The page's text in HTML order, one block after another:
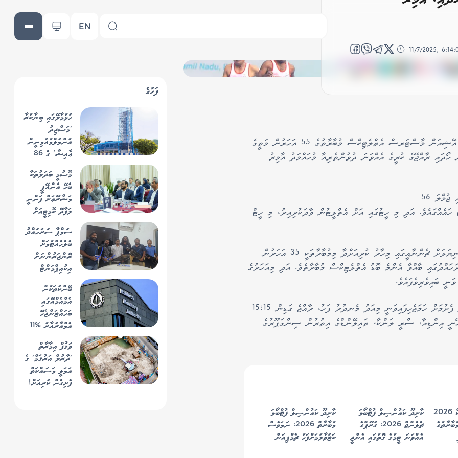
EN
11/7/2025,
އިންޑިއާގެ ޗެންނާއީގައި މިހާރު ކުރިއަށްދާ 23 ވަނަ އޭޝިއަން މާސްޓަރސް އެތްލެޓިކްސް މުބާރާތުގެ 55 އަހަރުން މަތީގެ
އެއްވަނަ ހޯދައި ރާއްޖޭގެ ކުރީގެ އެއްވަނަ ދުވުންތެރިއާ މުހައްމަދު އާމިރު
55 އަހަރުން މަތީގެ ފިރިހެން 200 މީޓަރު ދުވުމުގައި ޖުމްލަ 56
އަދި މި ހީޓުގައި އަށް އެތްލީޓުން ވާދަކުރިއިރު، މި ހީޓް
5 ނޮވެމްބަަރު 2025 އިން 9 ނޮވެމްބަރު 2025ގެ ނިޔަލަށް ޗެންނާއީގައި މިހާރު ކުރިއަށްދާ މިމުބާރާތަކީ 35 އަހަރުން
ބާއްވާ އެންމެ ބޮޑު އެތްލެޓިކްސް މުބާރާތެވެ. އަދި މިއަހަރުގެ
55 އަހަރުން ދަށުގެ ފިރިހެން 200 މީޓަރު ފައިނަލް ފެށުމަށް ހަމަޖެހިފައިވަނީ މިއަދު މެނދުރު ފަހު، ރާއްޖެ ގަޑިން 15؛15
އިންޑިއާ، ސްރީ ލަންކާ، ތައިލޭންޑްގެ އިތުރުން ސިންގަޕޫރުގެ
އެއިޓީން ތާޓީ ކްލަސިކް 2026
ކާށިދޫ ކައުންސިލް ފުޓްބޯޅަ
ޗެލެންޖް 2026: ގުރޫޕްގެ
އެއްވަނަ ޓީމުގެ ގޮތުގައި އެންޖީ
ކާށިދޫ ކައުންސިލް ފުޓްބޯޅަ
މުބާރާތް 2026: ނަމަވެސް
ކަޓުވާލުމަށްފަހު ޗެމްޕިއަން
ފަހުގެ
ހުޅުމާލޭގައި ބިނާކުރާ
'މަސްޖިދު
އުންމުލްމުއުމިނީން
ޢާއިޝާ' ގެ 86
މަސައްކަތް ނިމިއްޖެ
މޫސުމީ ބަދަލުތަކާ
ބެހޭ އެންއޭޕީ
މަޝްރޫޢަށް ފަންނީ
ލަފާދޭ ކޮމިޓީއަށް
ސަމްޕާ ސަރަހައްދު
ބެލެހެއްޓުމަށް
ރޭންޖަރުންނަށް
އިކުއިޕްމަންޓް
ދޭން ފަށައިފި
ބޭންކުތަކުން
އެމްއެމްއޭގައި
ބަހައްޓަންޖެހޭ
އެމްއާރުއާރު %11
އަންނަ އަހަރު
%13 އަށް
ބޮޑުކުރަނީ
ވަޤުފް އިމާރާތް
'ދާރުލް އަރުޤަމް' ގެ
އަމަލީ މަސައްކަތް
ފެށިގެން ކުރިއަށް!